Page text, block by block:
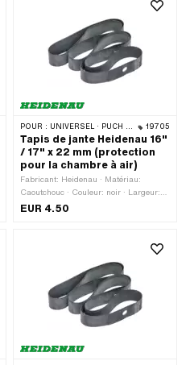
POUR : UNIVERSEL · PUCH · SACHS · PONY / CILO (BÊTA 521 & 512) · PIAGGIO · ZÜNDAPP BELMONDO · TOMOS · BYE BIKE · ALPA CHOPPER / TURBO · CILO 19705
Tapis de jante Heidenau 16"
/ 17" x 22 mm (protection
pour la chambre à air)
Fabricant: Heidenau · Matériau:
Caoutchouc · Couleur: noir · Largeur:
22 mm · Longueur totale: 1150 mm ·
EUR 4.50